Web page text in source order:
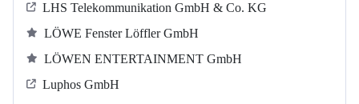
LHS Telekommunikation GmbH & Co. KG
LÖWE Fenster Löffler GmbH
LÖWEN ENTERTAINMENT GmbH
Luphos GmbH